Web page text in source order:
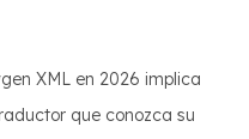
XML en 2026 implica
que conozca su